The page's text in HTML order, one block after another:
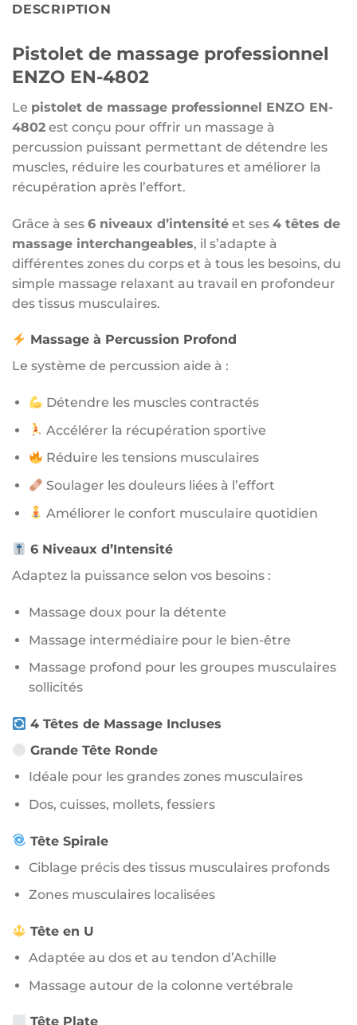
DESCRIPTION
Pistolet de massage professionnel
ENZO EN-4802
Le pistolet de massage professionnel ENZO EN-
4802 est conçu pour offrir un massage à
percussion puissant permettant de détendre les
muscles, réduire les courbatures et améliorer la
récupération après l’effort.
Grâce à ses 6 niveaux d’intensité et ses 4 têtes de
massage interchangeables, il s’adapte à
différentes zones du corps et à tous les besoins, du
simple massage relaxant au travail en profondeur
des tissus musculaires.
Massage à Percussion Profond
Le système de percussion aide à :
Détendre les muscles contractés
Accélérer la récupération sportive
Réduire les tensions musculaires
Soulager les douleurs liées à l’effort
Améliorer le confort musculaire quotidien
6 Niveaux d’Intensité
Adaptez la puissance selon vos besoins :
Massage doux pour la détente
Massage intermédiaire pour le bien-être
Massage profond pour les groupes musculaires
sollicités
4 Têtes de Massage Incluses
Grande Tête Ronde
Idéale pour les grandes zones musculaires
Dos, cuisses, mollets, fessiers
Tête Spirale
Ciblage précis des tissus musculaires profonds
Zones musculaires localisées
Tête en U
Adaptée au dos et au tendon d’Achille
Massage autour de la colonne vertébrale
Tête Plate